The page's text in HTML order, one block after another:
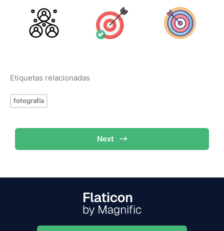
Etiquetas relacionadas
fotografía
Next